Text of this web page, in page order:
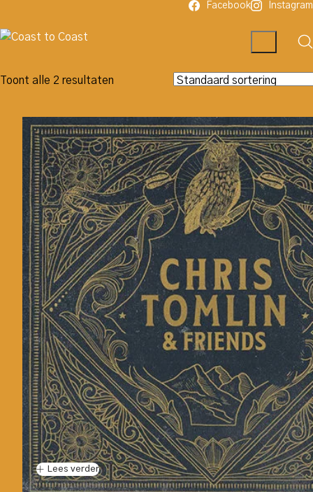
Facebook Instagram
Toont alle 2 resultaten
Lees verder